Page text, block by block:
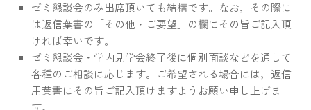
ゼミ懇談会のみ出席頂いても結構です。なお，その際に
は返信葉書の「その他・ご要望」の欄にその旨ご記入頂
ければ幸いです。
ゼミ懇談会・学内見学会終了後に個別面談などを通して
各種のご相談に応じます。ご希望される場合には，返信
用葉書にその旨ご記入頂けますようお願い申し上げま
す。